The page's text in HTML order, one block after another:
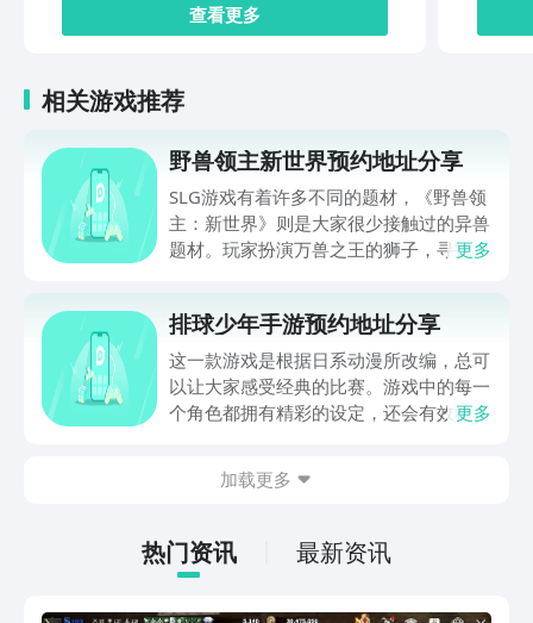
查看更多
相关游戏推荐
野兽领主新世界预约地址分享
SLG游戏有着许多不同的题材，《野兽领
主：新世界》则是大家很少接触过的异兽
题材。玩家扮演万兽之王的狮子，寻找领
家，如果你还不知道要在哪里预约这款新
作的话，那么不妨来看一看吧！
更多
排球少年手游预约地址分享
这一款游戏是根据日系动漫所改编，总可
以让大家感受经典的比赛。游戏中的每一
个角色都拥有精彩的设定，还会有效符合
知道这一个内容就可以直接点击以上的链
更多
加载更多
热门资讯 最新资讯